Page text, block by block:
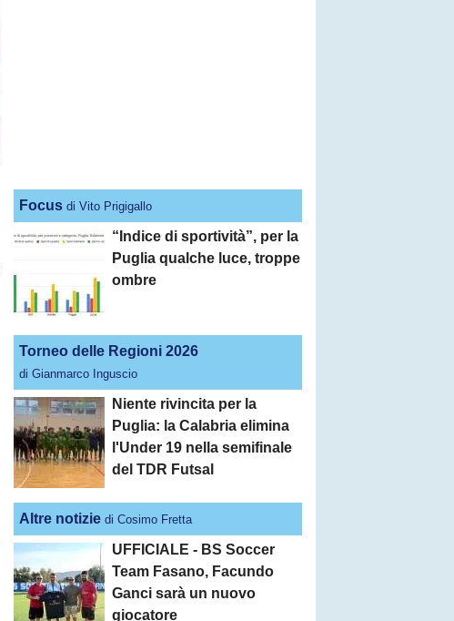
Focus di Vito Prigigallo
“Indice di sportività”, per la
Puglia qualche luce, troppe
ombre
Torneo delle Regioni 2026
di Gianmarco Inguscio
Niente rivincita per la
Puglia: la Calabria elimina
l'Under 19 nella semifinale
del TDR Futsal
Altre notizie di Cosimo Fretta
UFFICIALE - BS Soccer
Team Fasano, Facundo
Ganci sarà un nuovo
giocatore